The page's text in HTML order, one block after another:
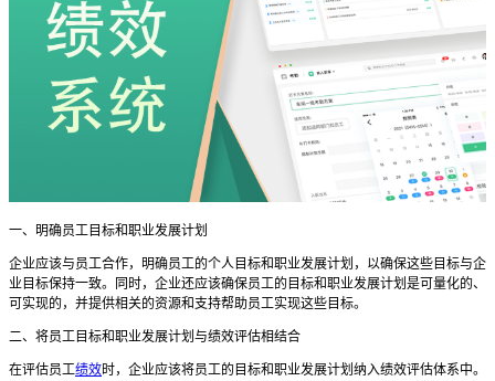
一、明确员工目标和职业发展计划
企业应该与员工合作，明确员工的个人目标和职业发展计划，以确保这些目标与企
业目标保持一致。同时，企业还应该确保员工的目标和职业发展计划是可量化的、
可实现的，并提供相关的资源和支持帮助员工实现这些目标。
二、将员工目标和职业发展计划与绩效评估相结合
在评估员工绩效时，企业应该将员工的目标和职业发展计划纳入绩效评估体系中。